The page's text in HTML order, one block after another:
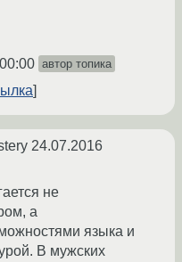
автор топика
24.07.2016
не
а
языка и
В мужских